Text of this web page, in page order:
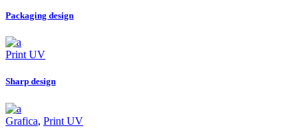
Packaging design
Print UV
Sharp design
Grafica, Print UV